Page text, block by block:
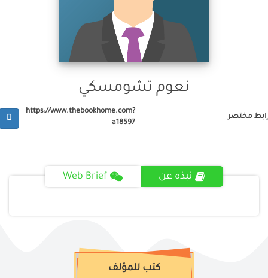
نعوم تشومسكي
مختصر
https://www.thebookhome.com?
a18597
نبذه عن Web Brief
كتب للمؤلف